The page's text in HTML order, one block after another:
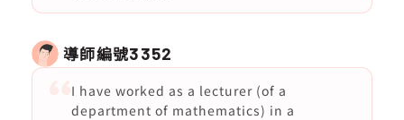
導師編號3352
I have worked as a lecturer (of a
department of mathematics) in a